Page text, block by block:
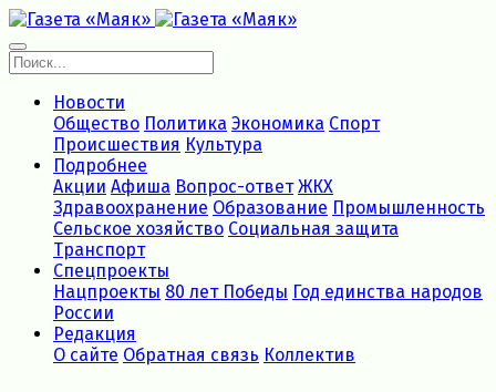
Новости
Общество Политика Экономика Спорт
Происшествия Культура
Подробнее
Акции Афиша Вопрос-ответ ЖКХ
Здравоохранение Образование Промышленность
Сельское хозяйство Социальная защита
Транспорт
Спецпроекты
Нацпроекты 80 лет Победы Год единства народов
России
Редакция
О сайте Обратная связь Коллектив